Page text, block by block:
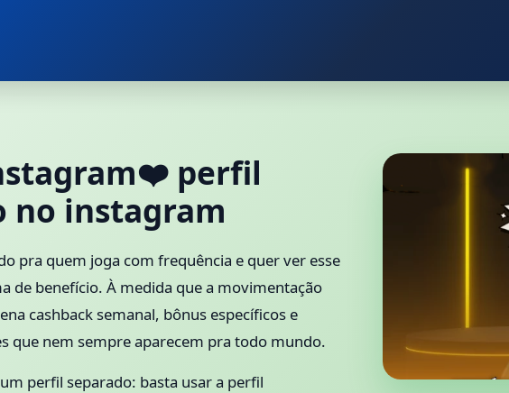
perfil
no instagram
pra quem joga com frequência e quer ver esse
de benefício. À medida que a movimentação
cashback semanal, bônus específicos e
que nem sempre aparecem pra todo mundo.
perfil separado: basta usar a perfil